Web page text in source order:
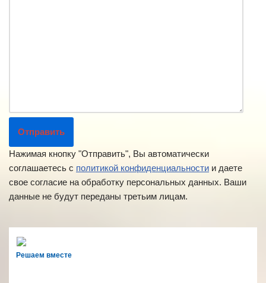
Нажимая кнопку "Отправить", Вы автоматически
соглашаетесь с политикой конфиденциальности и даете
свое согласие на обработку персональных данных. Ваши
данные не будут переданы третьим лицам.
Решаем вместе